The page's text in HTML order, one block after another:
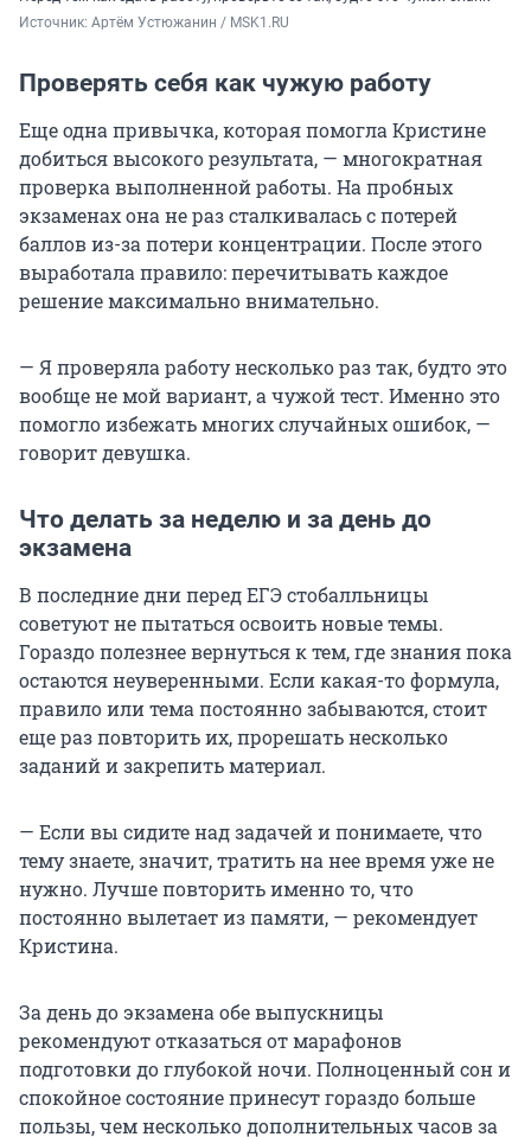
Источник: Артём Устюжанин / MSK1.RU
Проверять себя как чужую работу
Еще одна привычка, которая помогла Кристине
добиться высокого результата, — многократная
проверка выполненной работы. На пробных
экзаменах она не раз сталкивалась с потерей
баллов из-за потери концентрации. После этого
выработала правило: перечитывать каждое
решение максимально внимательно.
— Я проверяла работу несколько раз так, будто это
вообще не мой вариант, а чужой тест. Именно это
помогло избежать многих случайных ошибок, —
говорит девушка.
Что делать за неделю и за день до
экзамена
В последние дни перед ЕГЭ стобалльницы
советуют не пытаться освоить новые темы.
Гораздо полезнее вернуться к тем, где знания пока
остаются неуверенными. Если какая-то формула,
правило или тема постоянно забываются, стоит
еще раз повторить их, прорешать несколько
заданий и закрепить материал.
— Если вы сидите над задачей и понимаете, что
тему знаете, значит, тратить на нее время уже не
нужно. Лучше повторить именно то, что
постоянно вылетает из памяти, — рекомендует
Кристина.
За день до экзамена обе выпускницы
рекомендуют отказаться от марафонов
подготовки до глубокой ночи. Полноценный сон и
спокойное состояние принесут гораздо больше
пользы, чем несколько дополнительных часов за